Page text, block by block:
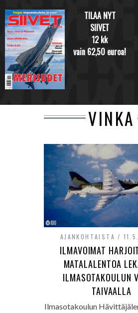
TILAA NYT
SIIVET
12 kk
vain 62,50 euroa!
VINKA
AJANKOHTAISTA
ILMAVOIMAT
MATALALENTOA
ILMASOTAKOULUN
TAIVAALLA
Ilmasotakoulun